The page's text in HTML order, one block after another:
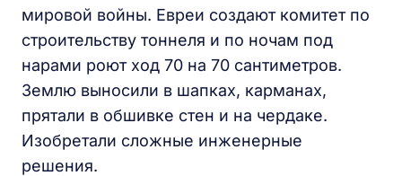
мировой войны. Евреи создают комитет по
строительству тоннеля и по ночам под
нарами роют ход 70 на 70 сантиметров.
Землю выносили в шапках, карманах,
прятали в обшивке стен и на чердаке.
Изобретали сложные инженерные
решения.